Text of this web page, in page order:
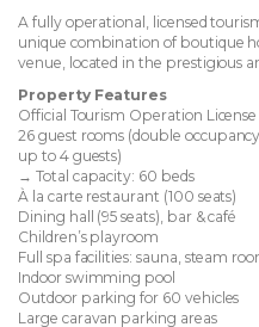
A fully operational, licensed
unique combination of boutique
venue, located in the prestigious
Property Features
Official Tourism Operation License
26 guest rooms (double
up to 4 guests)
→ Total capacity: 60 beds
À la carte restaurant (100 seats)
Dining hall (95 seats), bar & café
Children’s playroom
Full spa facilities: sauna, steam
Indoor swimming pool
Outdoor parking for 60 vehicles
Large caravan parking areas